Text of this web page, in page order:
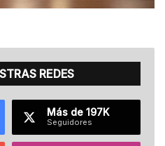
REDES
Más de 197K
Seguidores